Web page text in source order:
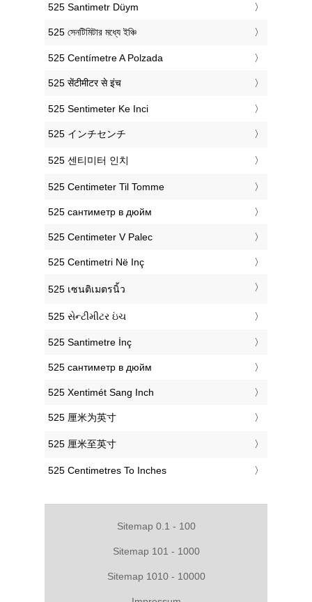
‎525 Santimetr Düym
‎525 সেনটিমিটার মধ্যে ইঞ্চি
‎525 Centímetre A Polzada
‎525 सेंटीमीटर से इंच
‎525 Sentimeter Ke Inci
‎525 インチセンチ
‎525 센티미터 인치
‎525 Centimeter Til Tomme
‎525 сантиметр в дюйм
‎525 Centimeter V Palec
‎525 Centimetri Në Inç
‎525 เซนติเมตรนิ้ว
‎525 સેન્ટીમીટર ઇંચ
‎525 Santimetre İnç
‎525 сантиметр в дюйм
‎525 Xentimét Sang Inch
‎525 厘米为英寸
‎525 厘米至英寸
‎525 Centimetres To Inches
Sitemap 0.1 - 100
Sitemap 101 - 1000
Sitemap 1010 - 10000